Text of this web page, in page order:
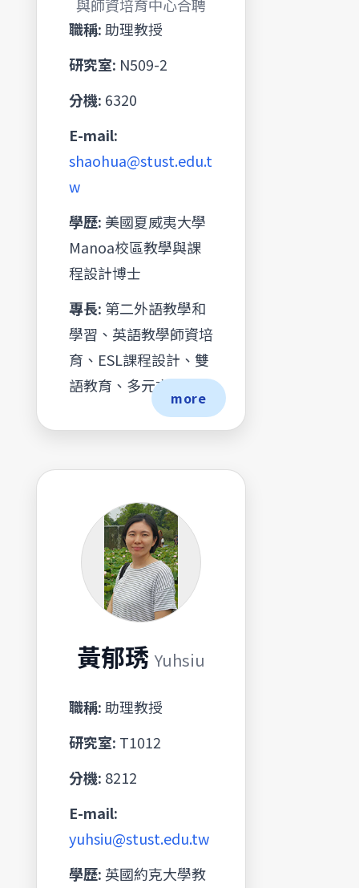
與師資培育中心合聘
職稱:助理教授
研究室: N509-2
分機: 6320
E-mail:
shaohua@stust.edu.t
w
學歷: 美國夏威夷大學
Manoa校區教學與課
程設計博士
專長: 第二外語教學和
學習、英語教學師資培
育、ESL課程設計、雙
語教育、多元文化教育
more
黃郁琇 Yuhsiu
職稱:助理教授
研究室: T1012
分機: 8212
E-mail:
yuhsiu@stust.edu.tw
學歷: 英國約克大學教